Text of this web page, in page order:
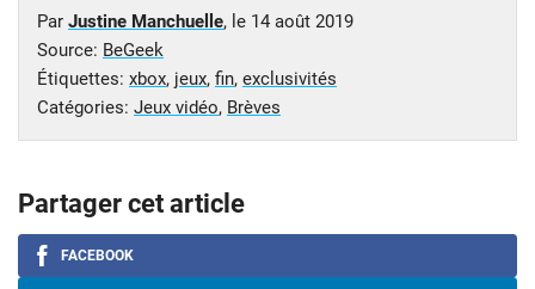
Par Justine Manchuelle, le 14 août 2019
Source: BeGeek
Étiquettes: xbox, jeux, fin, exclusivités
Catégories: Jeux vidéo, Brèves
Partager cet article
FACEBOOK